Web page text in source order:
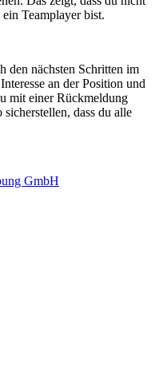
Teamplayer bist.
den nächsten Schritten im
an der Position und
mit einer Rückmeldung
dass du alle
GmbH